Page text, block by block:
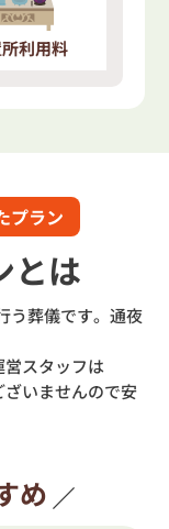
利用料
プラン
とは
う葬儀です。通夜
スタッフは
いませんので安
め